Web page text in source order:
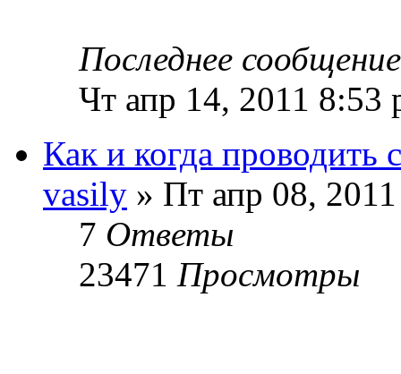
Последнее
Чт апр 14, 2011 8:53
Как и когда проводить
vasily » Пт апр 08,
7 Ответы
23471 Просмотры